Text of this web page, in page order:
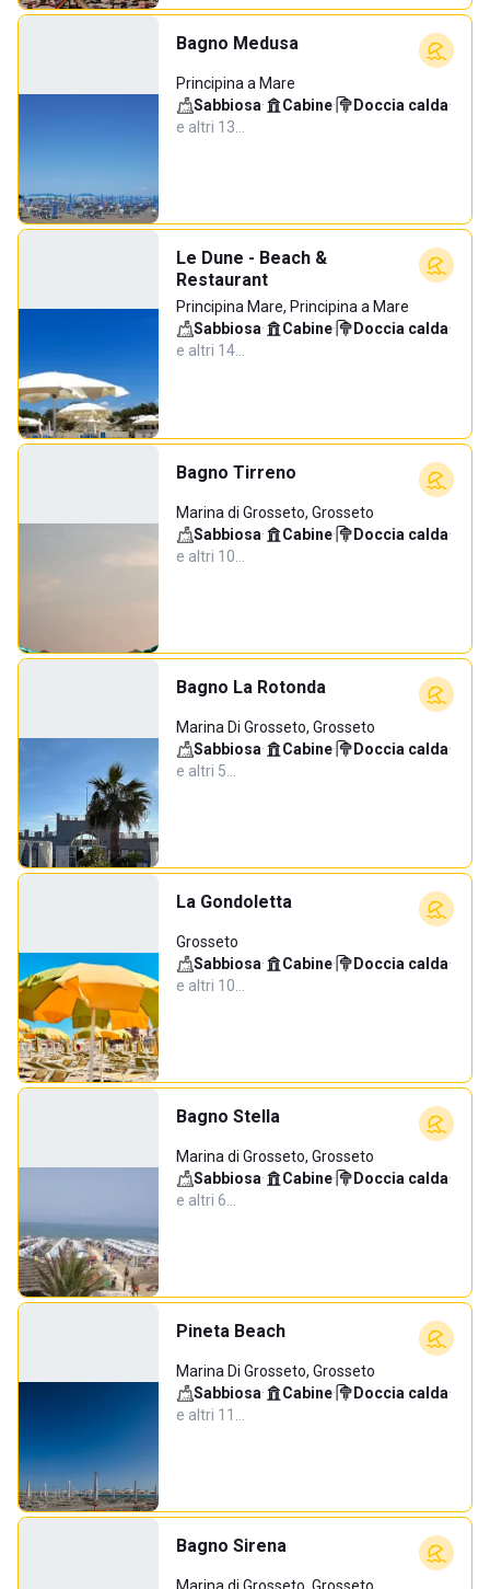
Bagno Medusa
Principina a Mare
Sabbiosa· Cabine· Doccia calda·
e altri 13…
Le Dune - Beach &
Restaurant
Principina Mare, Principina a Mare
Sabbiosa· Cabine· Doccia calda·
e altri 14…
Bagno Tirreno
Marina di Grosseto, Grosseto
Sabbiosa· Cabine· Doccia calda·
e altri 10…
Bagno La Rotonda
Marina Di Grosseto, Grosseto
Sabbiosa· Cabine· Doccia calda·
e altri 5…
La Gondoletta
Grosseto
Sabbiosa· Cabine· Doccia calda·
e altri 10…
Bagno Stella
Marina di Grosseto, Grosseto
Sabbiosa· Cabine· Doccia calda·
e altri 6…
Pineta Beach
Marina Di Grosseto, Grosseto
Sabbiosa· Cabine· Doccia calda·
e altri 11…
Bagno Sirena